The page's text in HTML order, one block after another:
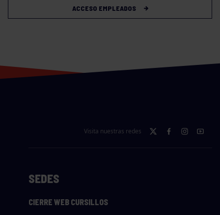
ACCESO EMPLEADOS
Visita nuestras redes
SEDES
CIERRE WEB CURSILLOS